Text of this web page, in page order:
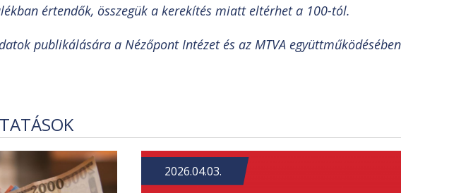
értendők, összegük a kerekítés miatt eltérhet a 100-tól.
publikálására a Nézőpont Intézet és az MTVA együttműködésében
2026.04.03.